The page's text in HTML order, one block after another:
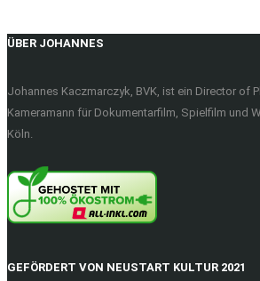
ÜBER JOHANNES
Johannes Kaczmarczyk, BVK, ist ein Director of
Kameramann für Dokumentarfilm, Spielfilm und
Köln.
GEFÖRDERT VON NEUSTART KULTUR 2021